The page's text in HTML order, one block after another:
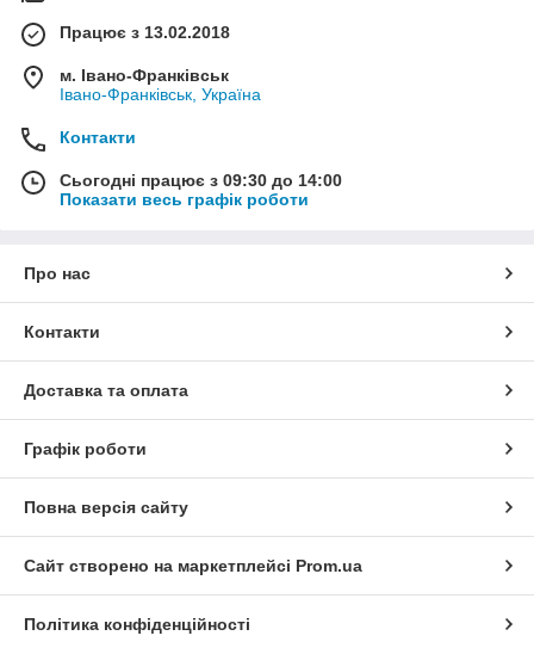
Працює з 13.02.2018
м. Івано-Франківськ
Івано-Франківськ, Україна
Контакти
Сьогодні працює з 09:30 до 14:00
Показати весь графік роботи
Про нас
Контакти
Доставка та оплата
Графік роботи
Повна версія сайту
Сайт створено на маркетплейсі Prom.ua
Політика конфіденційності